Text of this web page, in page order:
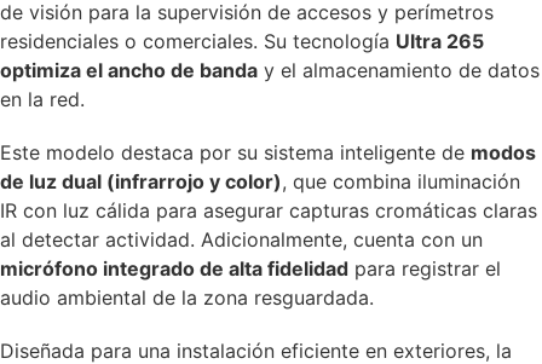
de visión para la supervisión de accesos y perímetros
residenciales o comerciales. Su tecnología Ultra 265
optimiza el ancho de banda y el almacenamiento de datos
en la red.
Este modelo destaca por su sistema inteligente de modos
de luz dual (infrarrojo y color), que combina iluminación
IR con luz cálida para asegurar capturas cromáticas claras
al detectar actividad. Adicionalmente, cuenta con un
micrófono integrado de alta fidelidad para registrar el
audio ambiental de la zona resguardada.
Diseñada para una instalación eficiente en exteriores, la